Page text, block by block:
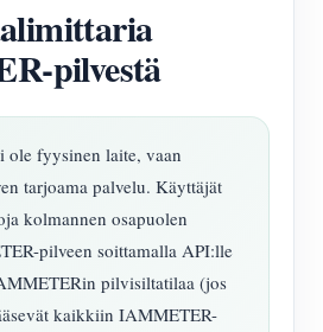
pilvestä
ole fyysinen laite, vaan
tarjoama palvelu. Käyttäjät
kolmannen osapuolen
pilveen soittamalla API:lle
pilvisiltatilaa (jos
kaikkiin IAMMETER-